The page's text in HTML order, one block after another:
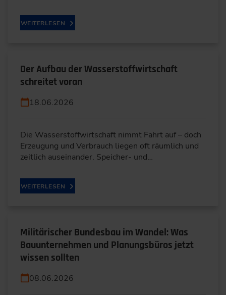
WEITERLESEN
Der Aufbau der Wasserstoffwirtschaft
schreitet voran
18.06.2026
Die Wasserstoffwirtschaft nimmt Fahrt auf – doch
Erzeugung und Verbrauch liegen oft räumlich und
zeitlich auseinander. Speicher- und…
WEITERLESEN
Militärischer Bundesbau im Wandel: Was
Bauunternehmen und Planungsbüros jetzt
wissen sollten
08.06.2026